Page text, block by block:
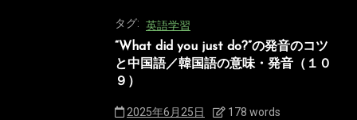
タグ: 英語学習
“What did you just do?”の発音のコツ
と中国語／韓国語の意味・発音（１０
９）
2025年6月25日 178 words